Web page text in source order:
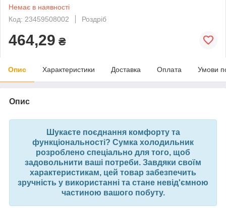
Немає в наявності
Код: 23459508002
Роздріб
464,29 ₴
Опис Характеристики Доставка Оплата Умови
Опис
Шукаєте поєднання комфорту та
функціональності? Сумка холодильник
розроблено спеціально для того, щоб
задовольнити ваші потреби. Завдяки своїм
характеристикам, цей товар забезпечить
зручність у використанні та стане невід'ємною
частиною вашого побуту.